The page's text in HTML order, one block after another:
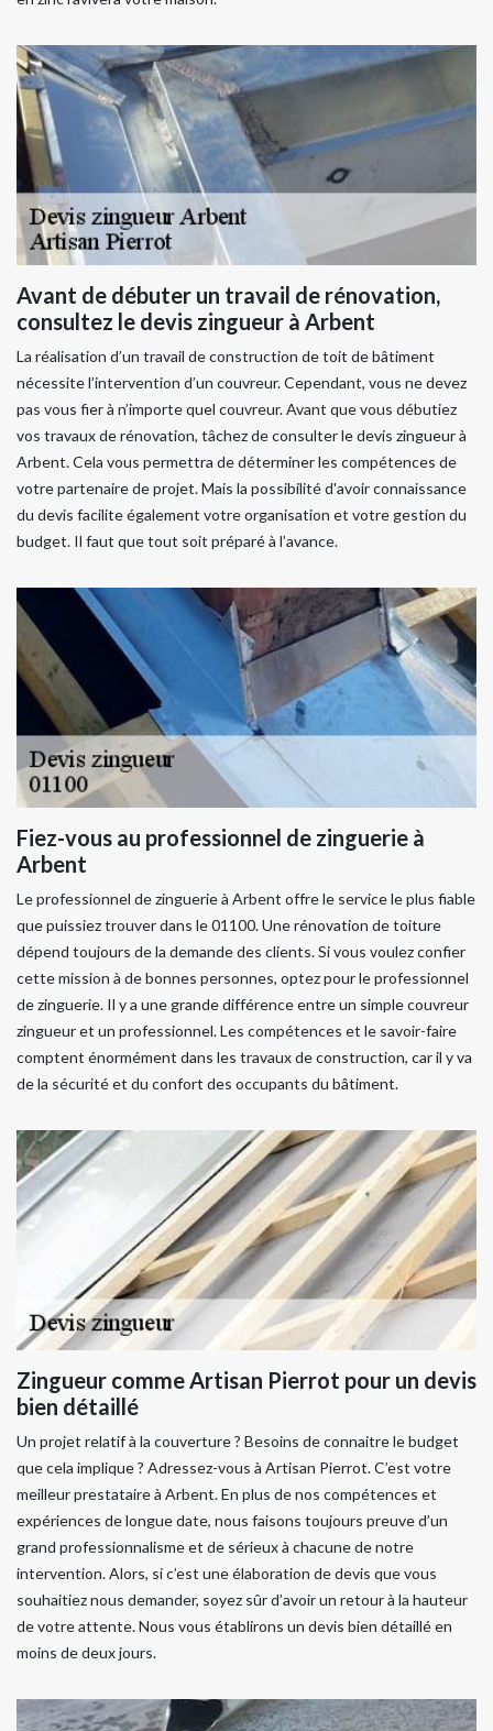
Avant de débuter un travail de rénovation,
consultez le devis zingueur à Arbent
La réalisation d’un travail de construction de toit de bâtiment
nécessite l’intervention d’un couvreur. Cependant, vous ne devez
pas vous fier à n’importe quel couvreur. Avant que vous débutiez
vos travaux de rénovation, tâchez de consulter le devis zingueur à
Arbent. Cela vous permettra de déterminer les compétences de
votre partenaire de projet. Mais la possibilité d'avoir connaissance
du devis facilite également votre organisation et votre gestion du
budget. Il faut que tout soit préparé à l’avance.
Fiez-vous au professionnel de zinguerie à
Arbent
Le professionnel de zinguerie à Arbent offre le service le plus fiable
que puissiez trouver dans le 01100. Une rénovation de toiture
dépend toujours de la demande des clients. Si vous voulez confier
cette mission à de bonnes personnes, optez pour le professionnel
de zinguerie. Il y a une grande différence entre un simple couvreur
zingueur et un professionnel. Les compétences et le savoir-faire
comptent énormément dans les travaux de construction, car il y va
de la sécurité et du confort des occupants du bâtiment.
Zingueur comme Artisan Pierrot pour un devis
bien détaillé
Un projet relatif à la couverture ? Besoins de connaitre le budget
que cela implique ? Adressez-vous à Artisan Pierrot. C’est votre
meilleur prestataire à Arbent. En plus de nos compétences et
expériences de longue date, nous faisons toujours preuve d’un
grand professionnalisme et de sérieux à chacune de notre
intervention. Alors, si c’est une élaboration de devis que vous
souhaitiez nous demander, soyez sûr d’avoir un retour à la hauteur
de votre attente. Nous vous établirons un devis bien détaillé en
moins de deux jours.